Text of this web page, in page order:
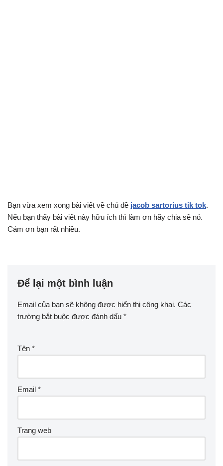
Bạn vừa xem xong bài viết về chủ đề jacob sartorius tik tok.
Nếu bạn thấy bài viết này hữu ích thì làm ơn hãy chia sẽ nó.
Cảm ơn bạn rất nhiều.
Để lại một bình luận
Email của bạn sẽ không được hiển thị công khai. Các
trường bắt buộc được đánh dấu *
Tên *
Email *
Trang web